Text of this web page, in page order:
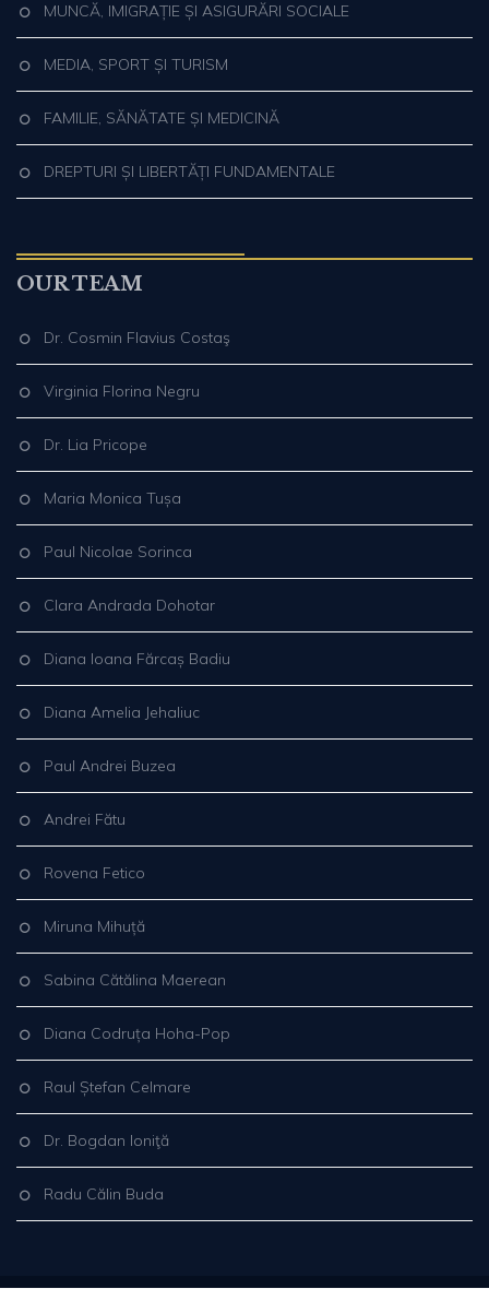
MUNCĂ, IMIGRAȚIE ȘI ASIGURĂRI SOCIALE
MEDIA, SPORT ȘI TURISM
FAMILIE, SĂNĂTATE ȘI MEDICINĂ
DREPTURI ȘI LIBERTĂȚI FUNDAMENTALE
OUR TEAM
Dr. Cosmin Flavius Costaş
Virginia Florina Negru
Dr. Lia Pricope
Maria Monica Tușa
Paul Nicolae Sorinca
Clara Andrada Dohotar
Diana Ioana Fărcaș Badiu
Diana Amelia Jehaliuc
Paul Andrei Buzea
Andrei Fătu
Rovena Fetico
Miruna Mihuță
Sabina Cătălina Maerean
Diana Codruța Hoha-Pop
Raul Ștefan Celmare
Dr. Bogdan Ioniţă
Radu Călin Buda